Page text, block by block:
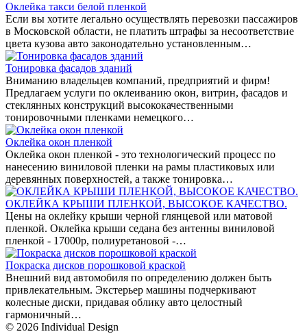
Оклейка такси белой пленкой
Если вы хотите легально осуществлять перевозки пассажиров
в Московской области, не платить штрафы за несоответствие
цвета кузова авто законодательно установленным…
Тонировка фасадов зданий
Вниманию владельцев компаний, предприятий и фирм!
Предлагаем услуги по оклеиванию окон, витрин, фасадов и
стеклянных конструкций высококачественными
тонировочными пленками немецкого…
Оклейка окон пленкой
Оклейка окон пленкой - это технологический процесс по
нанесению виниловой пленки на рамы пластиковых или
деревянных поверхностей, а также тонировка…
ОКЛЕЙКА КРЫШИ ПЛЕНКОЙ, ВЫСОКОЕ КАЧЕСТВО.
Цены на оклейку крыши черной глянцевой или матовой
пленкой. Оклейка крыши седана без антенны виниловой
пленкой - 17000р, полиуретановой -…
Покраска дисков порошковой краской
Внешний вид автомобиля по определению должен быть
привлекательным. Экстерьер машины подчеркивают
колесные диски, придавая облику авто целостный
гармоничный…
© 2026 Individual Design